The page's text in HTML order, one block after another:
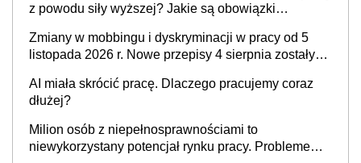
z powodu siły wyższej? Jakie są obowiązki
Zmiany w mobbingu i dyskryminacji w pracy od 5
listopada 2026 r. Nowe przepisy 4 sierpnia zostały
AI miała skrócić pracę. Dlaczego pracujemy coraz
dłużej?
Milion osób z niepełnosprawnościami to
niewykorzystany potencjał rynku pracy. Problemem